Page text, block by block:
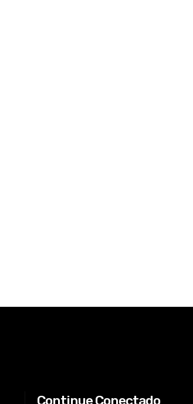
Continue Conectado